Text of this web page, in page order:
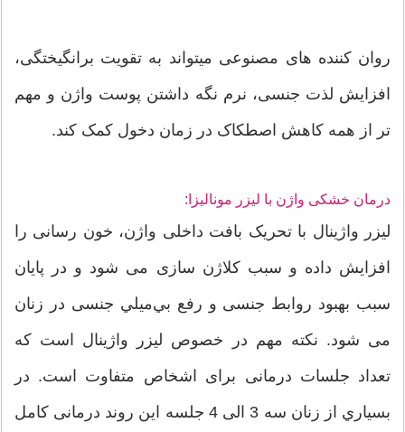
روان کننده های مصنوعی میتواند به تقویت برانگیختگی،
افزایش لذت جنسی، نرم نگه داشتن پوست واژن و مهم
تر از همه کاهش اصطکاک در زمان دخول کمک کند.
درمان خشکی واژن با لیزر مونالیزا:
لیزر واژینال با تحریک بافت داخلی واژن، خون رسانی را
افزایش داده و سبب کلاژن سازی می شود و در پایان
سبب بهبود روابط جنسی و رفع بي‌ميلي جنسی در زنان
می شود. نکته مهم در خصوص لیزر واژینال است که
تعداد جلسات درمانی برای اشخاص متفاوت است. در
بسياري از زنان سه 3 الی 4 جلسه این روند درمانی کامل